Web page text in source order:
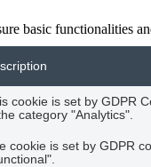
basic functionalities
cookie is set by GDPR
category "Analytics".
cookie is set by GDPR